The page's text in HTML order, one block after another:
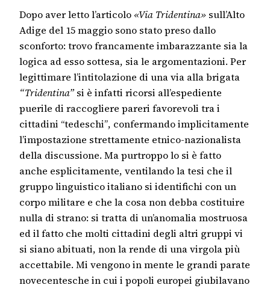
Dopo aver letto l’articolo «Via Tridentina» sull’Alto
Adige del 15 maggio sono stato preso dallo
sconforto: trovo francamente imbarazzante sia la
logica ad esso sottesa, sia le argomentazioni. Per
legittimare l’intitolazione di una via alla brigata
“Tridentina” si è infatti ricorsi all’espediente
puerile di raccogliere pareri favorevoli tra i
cittadini “tedeschi”, confermando implicitamente
l’impostazione strettamente etnico-nazionalista
della discussione. Ma purtroppo lo si è fatto
anche esplicitamente, ventilando la tesi che il
gruppo linguistico italiano si identifichi con un
corpo militare e che la cosa non debba costituire
nulla di strano: si tratta di un’anomalia mostruosa
ed il fatto che molti cittadini degli altri gruppi vi
si siano abituati, non la rende di una virgola più
accettabile. Mi vengono in mente le grandi parate
novecentesche in cui i popoli europei giubilavano